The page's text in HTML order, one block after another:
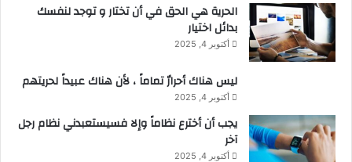
الحرية هي الحق في أن تختار و توجد لنفسك
بدائل اختيار
أكتوبر 4, 2025
ليس هناك أحرارٌ تماماً ، لأن هناك عبيداً لحريتهم
أكتوبر 4, 2025
يجب أن أخترع نظاماً وإلا فسيستعبدني نظام رجل
آخر
أكتوبر 4, 2025